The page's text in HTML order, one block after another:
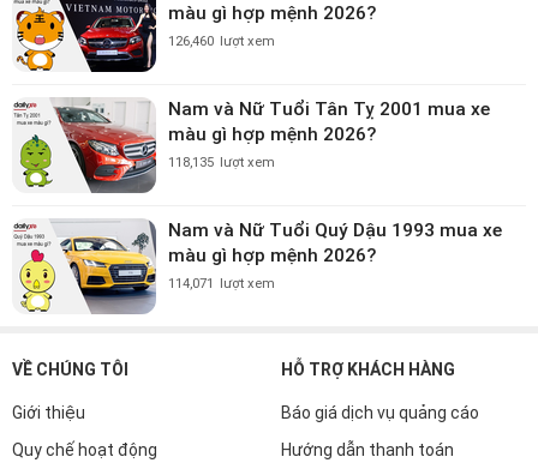
màu gì hợp mệnh 2026?
126,460 lượt xem
Nam và Nữ Tuổi Tân Tỵ 2001 mua xe
màu gì hợp mệnh 2026?
118,135 lượt xem
Nam và Nữ Tuổi Quý Dậu 1993 mua xe
màu gì hợp mệnh 2026?
114,071 lượt xem
VỀ CHÚNG TÔI
Giới thiệu
Quy chế hoạt động
HỖ TRỢ KHÁCH HÀNG
Báo giá dịch vụ quảng cáo
Hướng dẫn thanh toán